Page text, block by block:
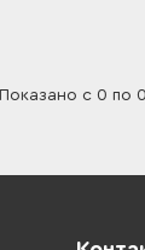
Показано с 0 по